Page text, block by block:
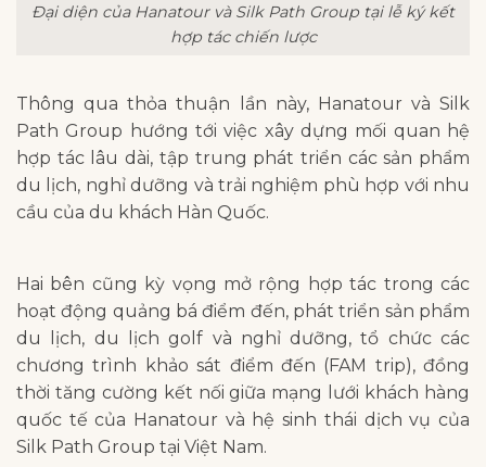
Đại diện của Hanatour và Silk Path Group tại lễ ký kết
hợp tác chiến lược
Thông qua thỏa thuận lần này, Hanatour và Silk
Path Group hướng tới việc xây dựng mối quan hệ
hợp tác lâu dài, tập trung phát triển các sản phẩm
du lịch, nghỉ dưỡng và trải nghiệm phù hợp với nhu
cầu của du khách Hàn Quốc.
Hai bên cũng kỳ vọng mở rộng hợp tác trong các
hoạt động quảng bá điểm đến, phát triển sản phẩm
du lịch, du lịch golf và nghỉ dưỡng, tổ chức các
chương trình khảo sát điểm đến (FAM trip), đồng
thời tăng cường kết nối giữa mạng lưới khách hàng
quốc tế của Hanatour và hệ sinh thái dịch vụ của
Silk Path Group tại Việt Nam.